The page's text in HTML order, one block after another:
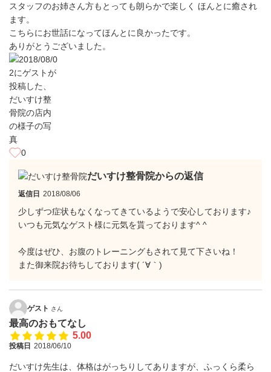
スタッフのお姉さん方もとっても朗らかで楽しく ほんとに癒され
ます。
こちらにお世話になってほんとに良かったです。
ありがとうございました。
0
だいすけ整骨院からの返信
返信日 2018/08/06
少しずつ症状もなくなってきているようで安心しております♪
いつも元気なゲスト様に元気を貰っております^ ^
今度はぜひ、お腹のトレーニングもされて見て下さいね！
また御来院お待ちしております( ´∀｀)
ゲスト さん
最高のおもてなし
5.00
投稿日 2018/06/10
だいすけ先生は、体格はがっちりしてありますが、ふっくら柔ら